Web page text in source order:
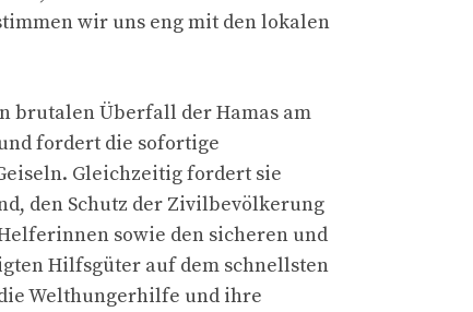
wir uns eng mit den lokalen
brutalen Überfall der Hamas am
fordert die sofortige
Gleichzeitig fordert sie
den Schutz der Zivilbevölkerung
sowie den sicheren und
Hilfsgüter auf dem schnellsten
Welthungerhilfe und ihre